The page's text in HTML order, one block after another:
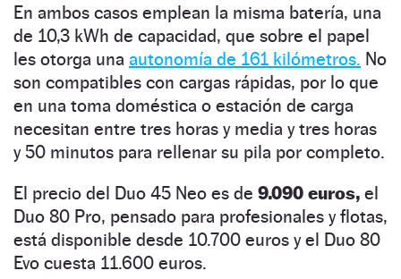
En ambos casos emplean la misma batería, una
de 10,3 kWh de capacidad, que sobre el papel
les otorga una autonomía de 161 kilómetros. No
son compatibles con cargas rápidas, por lo que
en una toma doméstica o estación de carga
necesitan entre tres horas y media y tres horas
y 50 minutos para rellenar su pila por completo.
El precio del Duo 45 Neo es de 9.090 euros, el
Duo 80 Pro, pensado para profesionales y flotas,
está disponible desde 10.700 euros y el Duo 80
Evo cuesta 11.600 euros.